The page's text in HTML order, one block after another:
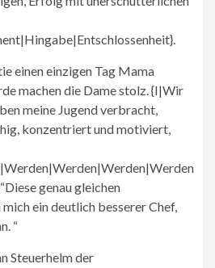
einen einzigen Tag Mama
machen die Dame stolz. {I|Wir
meine Jugend verbracht,
konzentriert und motiviert,
genau gleichen
ein deutlich besserer Chef,
“
Steuerhelm der